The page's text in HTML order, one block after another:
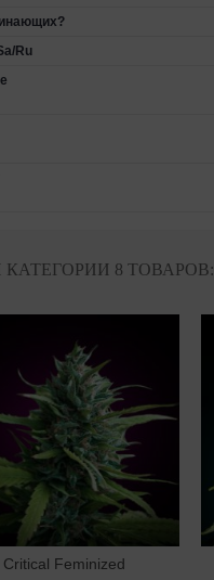
Ru
КАТЕГОРИИ 8 ТОВАРОВ:
В корзину
Critical Feminized